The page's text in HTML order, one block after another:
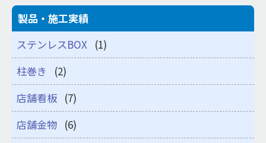
製品・施工実績
ステンレスBOX (1)
柱巻き
(2)
店舗看板 (7)
店舗金物 (6)